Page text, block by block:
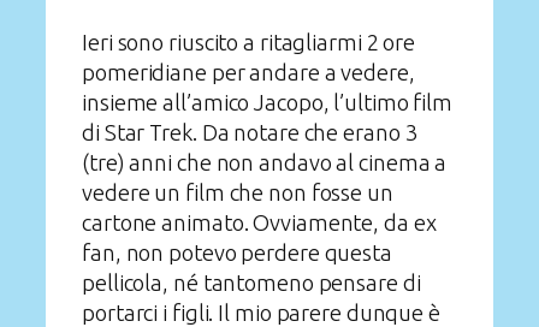
Ieri sono riuscito a ritagliarmi 2 ore
pomeridiane per andare a vedere,
insieme all’amico Jacopo, l’ultimo film
di Star Trek. Da notare che erano 3
(tre) anni che non andavo al cinema a
vedere un film che non fosse un
cartone animato. Ovviamente, da ex
fan, non potevo perdere questa
pellicola, né tantomeno pensare di
portarci i figli. Il mio parere dunque è